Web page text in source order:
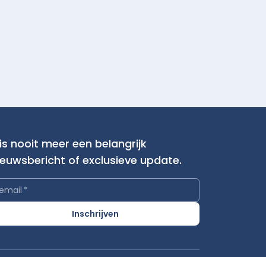
nooit meer een belangrijk
of exclusieve update.
email *
Inschrijven